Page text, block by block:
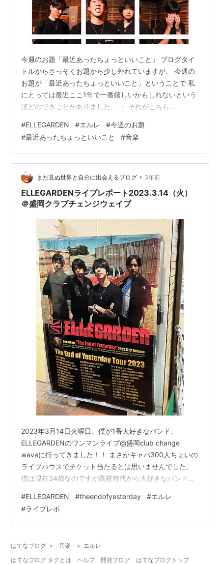
今週のお題「最近あったちょっといいこと」 ブログタイ
トルからさっそくお題から少し外れていますが、 今週の
お題が「最近あったちょっといいこと」ということで 私
にとっては最近ここ1年で一番嬉しいかもしれないという
ほどのできごとがありました。 ・ それがこちら
くないですか😭 ・ ELLEGARDENが活動を休止した2008
年、アメリカから帰ってきたら6枚目のアルバムを作るか
らと細美さんが仰って以降、活動休止に… それからはや
13年！ 2018年に活動再開してから、新しいアルバムは今
か今かと待ち遠しく思…
#ELLEGARDEN #エルレ #今週のお題
#最近あったちょっといいこと #音楽
まだ見ぬ世界と自分に出会えるブログ • 3年前
ELLEGARDENライブレポート2023.3.14（火）
＠盛岡クラブチェンジウェイブ
2023年3月14日火曜日、僕が1番大好きなバンド、
ELLEGARDENのワンマンライブ@盛岡club change
waveに行ってきました！！ まさかキャパ300人ちょいの
ライブハウスでチケット当たるとは思いませんでした。
僕は現在34歳なのですが高校時代から大好きなバンドで
経て、またライブに行くことが出来ました（ ; ; ） チケッ
トの倍率もおそらく相当高かったのですが、僕が住んで
る岩手の盛岡公演のチケットを取ることが出来たので
忘れないように、曲順に感じたことや感想をログとして
残して…
#ELLEGARDEN #theendofyesterday #エルレ
#ライブレポ
はてなブログ > 音楽 > エルレ
はてなブログ タグとは
ヘルプ 開発ブログ はてなブログトップ